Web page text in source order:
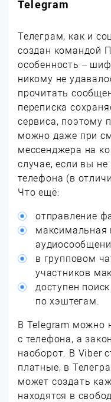
Telegram
Телеграм, как и
создан командой
особенность –
никому не
прочитать
переписка
сервиса, поэтому
можно даже при
мессенджера на
случае, если вы
телефона (в
Что ещё:
отправление
максимальная
в групповом
участников
доступен
по хэштегам.
В Telegram можно
с телефона, а
наоборот. В Viber
платные, в
может создать
находятся в